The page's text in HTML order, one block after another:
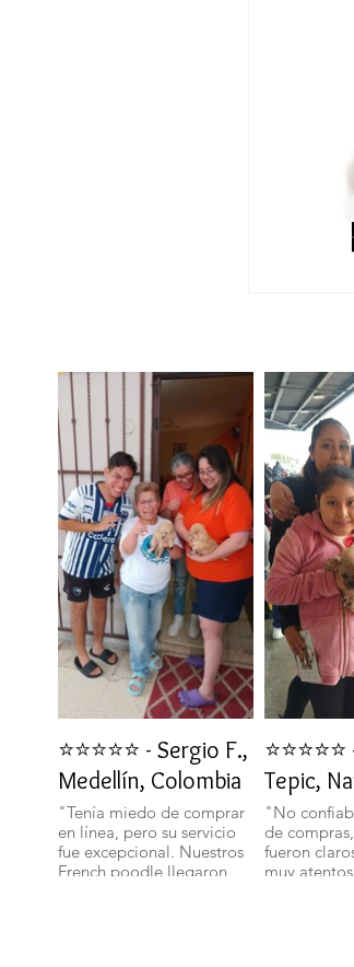
⭐⭐⭐⭐⭐ - Sergio F.,
Medellín, Colombia
"Tenía miedo de comprar
en línea, pero su servicio
fue excepcional. Nuestros
French poodle llegaron
Tepic,
"No
de
fueron
muy